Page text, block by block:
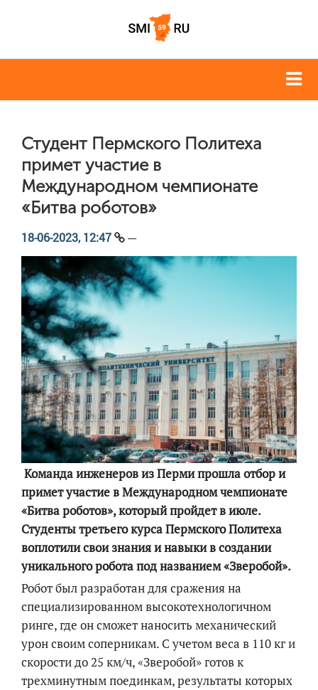
Студент Пермского Политеха
примет участие в
Международном чемпионате
«Битва роботов»
18-06-2023, 12:47 ---
Команда инженеров из Перми прошла отбор и
примет участие в Международном чемпионате
«Битва роботов», который пройдет в июле.
Студенты третьего курса Пермского Политеха
воплотили свои знания и навыки в создании
уникального робота под названием «Зверобой».
Робот был разработан для сражения на
специализированном высокотехнологичном
ринге, где он сможет наносить механический
урон своим соперникам. С учетом веса в 110 кг и
скорости до 25 км/ч, «Зверобой» готов к
трехминутным поединкам, результаты которых